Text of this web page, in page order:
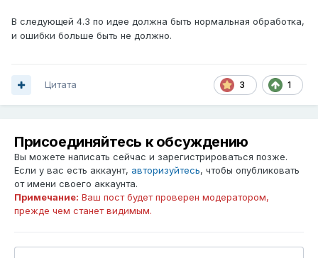
В следующей 4.3 по идее должна быть нормальная обработка,
и ошибки больше быть не должно.
3 1
Цитата
Присоединяйтесь к обсуждению
Вы можете написать сейчас и зарегистрироваться позже.
Если у вас есть аккаунт, авторизуйтесь, чтобы опубликовать
от имени своего аккаунта.
Примечание: Ваш пост будет проверен модератором,
прежде чем станет видимым.